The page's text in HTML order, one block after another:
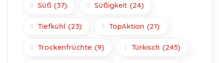
Süß (37) Süßigkeit (24)
Tiefkühl (23) TopAktion (21)
Trockenfrüchte (9) Türkisch (245)